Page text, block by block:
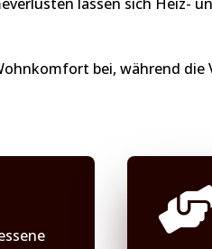
bei, während